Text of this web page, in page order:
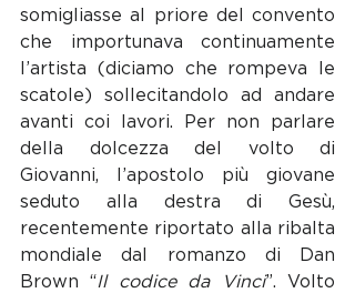
somigliasse al priore del convento
che importunava continuamente
l’artista (diciamo che rompeva le
scatole) sollecitandolo ad andare
avanti coi lavori. Per non parlare
della dolcezza del volto di
Giovanni, l’apostolo più giovane
seduto alla destra di Gesù,
recentemente riportato alla ribalta
mondiale dal romanzo di Dan
Brown “Il codice da Vinci”. Volto